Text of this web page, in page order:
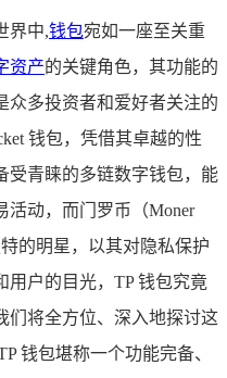
界中,钱包宛如一座至关重
资产的关键角色，其功能的
众多投资者和爱好者关注的
钱包，凭借其卓越的性
受青睐的多链数字钱包，能
活动，而门罗币（Moner
的明星，以其对隐私保护
用户的目光，TP 钱包究竟
们将全方位、深入地探讨这
钱包堪称一个功能完备、